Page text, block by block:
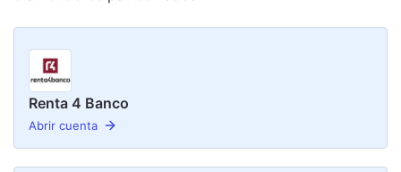
Renta 4 Banco
Abrir cuenta